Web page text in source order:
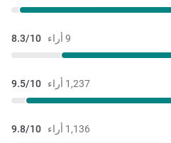
9 أراء 8.3/10
1,237 أراء 9.5/10
1,136 أراء 9.8/10